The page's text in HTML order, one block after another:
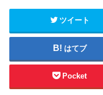
ツイート
はてブ
Pocket